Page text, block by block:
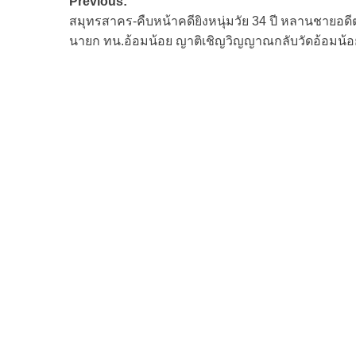
navigation
สมุทรสาคร-คืบหน้าคดียิงหนุ่มวัย 34 ปี หลานชายอดี
นายก ทน.อ้อมน้อย ญาติเชิญวิญญาณกลับวัดอ้อมน้อ